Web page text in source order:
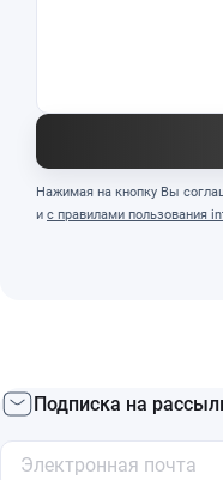
Нажимая на кнопку Вы
и с правилами пользования
Подписка на